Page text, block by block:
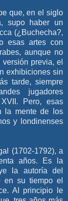
que, en el siglo
supo haber un
(¿Buchecha?,
esas artes con
aunque no
previa, el
exhibiciones sin
tarde, siempre
jugadores
Pero, esas
la mente de los
y londinenses
(1702-1792), a
años. Es la
la autoría del
en su tiempo el
Al principio le